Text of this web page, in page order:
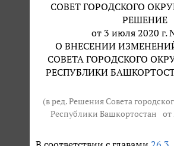
СОВЕТ ГОРОДСКОГО
РЕШЕНИЕ
от 3 июля 2020 г.
О ВНЕСЕНИИ
СОВЕТА ГОРОДСКОГО
РЕСПУБЛИКИ
(в ред. Решения Совета
Республики Башкортостан
от